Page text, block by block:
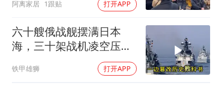
了
阿离家居 1跟贴 打开APP
六十艘俄战舰摆满日本
海，三十架战机凌空压
境，高市早苗这次玩过火
了
铁甲雄狮 打开APP